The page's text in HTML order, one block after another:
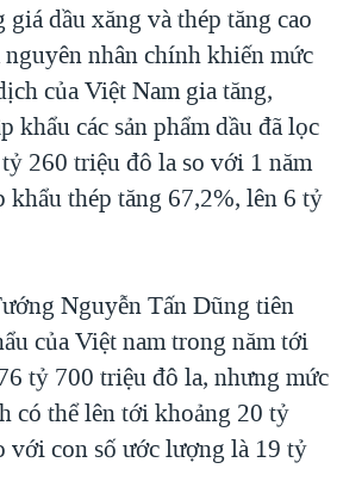
KIM TẠI VIỆT NAM
CHÍNH PHỦ VIỆT NAM
SÓNG TRỘM HẢI SÂM
dầu xăng và thép tăng cao
nhân chính khiến mức
của Việt Nam gia tăng,
khẩu các sản phẩm dầu đã lọc
260 triệu đô la so với 1 năm
khẩu thép tăng 67,2%, lên 6 tỷ
Nguyễn Tấn Dũng tiên
của Việt nam trong năm tới
tỷ 700 triệu đô la, nhưng mức
có thể lên tới khoảng 20 tỷ
với con số ước lượng là 19 tỷ